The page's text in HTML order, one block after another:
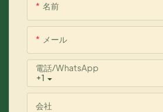
名前
メール
+1
電話/WhatsApp
会社